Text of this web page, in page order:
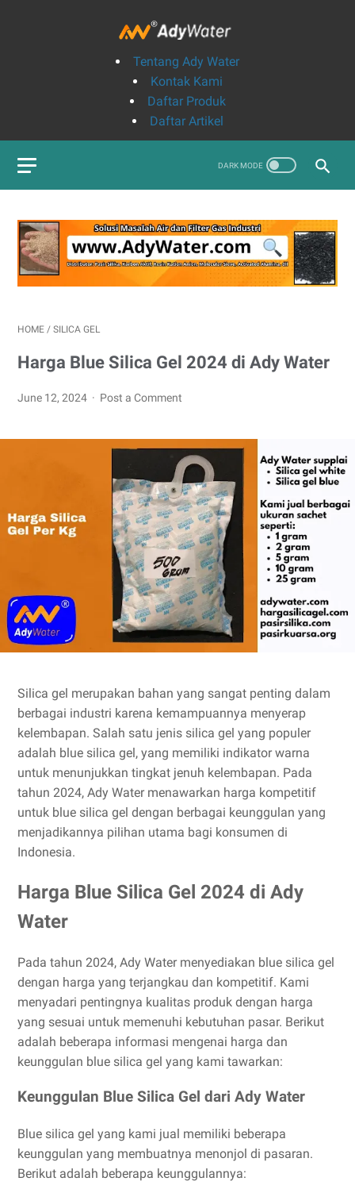
Tentang Ady Water
Kontak Kami
Daftar Produk
Daftar Artikel
HOME / SILICA GEL
Harga Blue Silica Gel 2024 di Ady Water
June 12, 2024 Post a Comment
Silica gel merupakan bahan yang sangat penting dalam
berbagai industri karena kemampuannya menyerap
kelembapan. Salah satu jenis silica gel yang populer
adalah blue silica gel, yang memiliki indikator warna
untuk menunjukkan tingkat jenuh kelembapan. Pada
tahun 2024, Ady Water menawarkan harga kompetitif
untuk blue silica gel dengan berbagai keunggulan yang
menjadikannya pilihan utama bagi konsumen di
Indonesia.
Harga Blue Silica Gel 2024 di Ady
Water
Pada tahun 2024, Ady Water menyediakan blue silica gel
dengan harga yang terjangkau dan kompetitif. Kami
menyadari pentingnya kualitas produk dengan harga
yang sesuai untuk memenuhi kebutuhan pasar. Berikut
adalah beberapa informasi mengenai harga dan
keunggulan blue silica gel yang kami tawarkan:
Keunggulan Blue Silica Gel dari Ady Water
Blue silica gel yang kami jual memiliki beberapa
keunggulan yang membuatnya menonjol di pasaran.
Berikut adalah beberapa keunggulannya: